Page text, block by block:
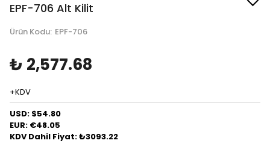
EPF-706 Alt Kilit
Ürün Kodu: EPF-706
₺ 2,577.68
+KDV
USD: $54.80
EUR: €48.05
KDV Dahil Fiyat: ₺3093.22